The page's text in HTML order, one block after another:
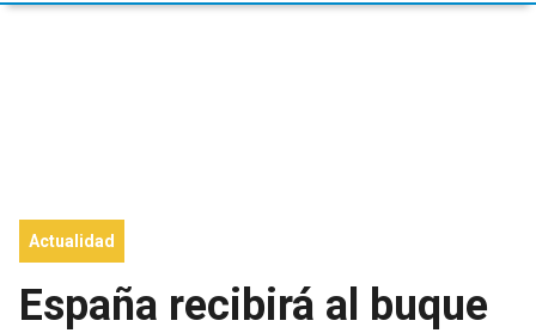
Actualidad
España recibirá al buque